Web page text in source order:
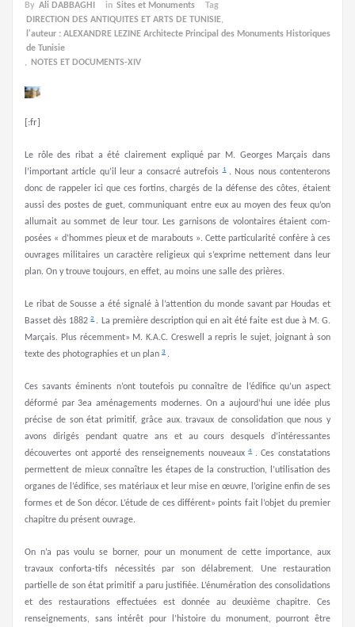
By Ali DABBAGHI in Sites et Monuments
Tag
DIRECTION DES ANTIQUITES ET ARTS DE TUNISIE,
l'auteur : ALEXANDRE LEZINE Architecte Principal des Monuments Historiques
de Tunisie
, NOTES ET DOCUMENTS-XIV
[:fr]
Le rôle des ribat a été clairement expliqué par M. Georges Marçais dans
l’important article qu’il leur a consacré autrefois1
. Nous nous contenterons
donc de rappeler ici que ces fortins, chargés de la défense des côtes, étaient
aussi des postes de guet, communiquant entre eux au moyen des feux qu’on
allumait au sommet de leur tour. Les garnisons de volontaires étaient com­
posées « d’hommes pieux et de marabouts ». Cette particularité confère à ces
ouvrages militaires un caractère religieux qui s’exprime nettement dans leur
plan. On y trouve toujours, en effet, au moins une salle des prières.
Le ribat de Sousse a été signalé à l’attention du monde savant par Houdas et
Basset dès 18822 . La première description qui en ait été faite est due à M. G.
Marçais. Plus récemment» M. K.A.C. Creswell a repris le sujet, joignant à son
texte des photographies et un plan 3 .
Ces savants éminents n’ont toutefois pu connaître de l’édifice qu’un aspect
déformé par 3ea aménagements modernes. On a aujourd’hui une idée plus
précise de son état primitif, grâce aux. travaux de consolidation que nous y
avons dirigés pendant quatre ans et au cours desquels d’in­téressantes
découvertes ont apporté des renseignements nouveaux4 . Ces constatations
permettent de mieux connaître les étapes de la construction, l’utilisation des
organes de l’édifice, ses matériaux et leur mise en œuvre, l’origine enfin de ses
formes et de Son décor. L’étude de ces différent» points fait l’objet du premier
chapitre du présent ouvrage.
On n’a pas voulu se borner, pour un monument de cette importance, aux
travaux conforta-tifs nécessités par son délabrement. Une restauration
partielle de son état primitif a paru justifiée. L’énumération des consolidations
et des restaurations effectuées est donnée au deuxième chapitre. Ces
renseignements, sans intérêt pour l’histoire du monument, pourront être